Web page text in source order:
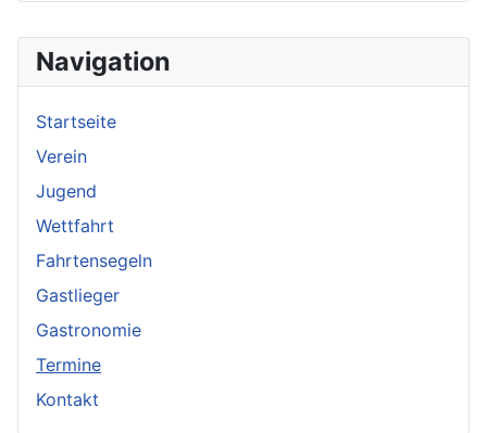
Navigation
Startseite
Verein
Jugend
Wettfahrt
Fahrtensegeln
Gastlieger
Gastronomie
Termine
Kontakt